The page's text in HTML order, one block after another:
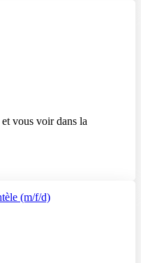
vous voir dans la